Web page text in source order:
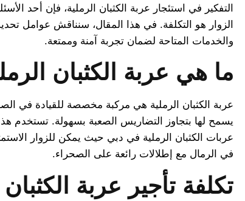
التفكير في استئجار عربة الكثبان الرملية، فإن أحد
الزوار هو التكلفة. في هذا المقال، سنناقش عوامل
والخدمات المتاحة لضمان تجربة آمنة وممتعة.
ما هي عربة الكثبان
عربة الكثبان الرملية هي مركبة مخصصة للقيادة في
يسمح لها بتجاوز التضاريس الصعبة بسهولة. تستخدم
عربات الكثبان الرملية في دبي حيث يمكن للزوار
في الرمال مع إطلالات رائعة على الصحراء.
تكلفة تأجير عربة